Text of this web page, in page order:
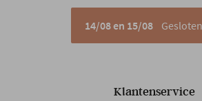
14/08 en 15/08 Gesloten
Klantenservice